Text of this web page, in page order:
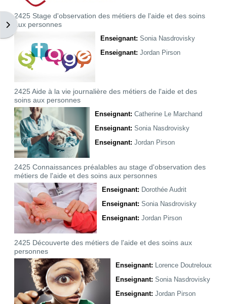
Ouvrir le tiroir des blocs
2425 Stage d'observation des métiers de l'aide et des soins
aux personnes
Enseignant: Sonia Nasdrovisky
Enseignant: Jordan Pirson
2425 Aide à la vie journalière des métiers de l'aide et des
soins aux personnes
Enseignant:Catherine Le Marchand
Enseignant:Sonia Nasdrovisky
Enseignant:Jordan Pirson
2425 Connaissances préalables au stage d'observation des
métiers de l'aide et des soins aux personnes
Enseignant: Dorothée Audrit
Enseignant:Sonia Nasdrovisky
Enseignant:Jordan Pirson
2425 Découverte des métiers de l'aide et des soins aux
personnes
Enseignant: Lorence Doutreloux
Enseignant:Sonia Nasdrovisky
Enseignant:Jordan Pirson